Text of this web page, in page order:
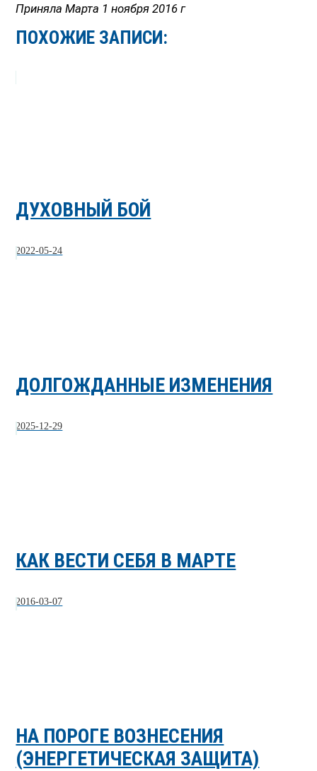
Приняла Марта 1 ноября 2016 г
ПОХОЖИЕ ЗАПИСИ:
ДУХОВНЫЙ БОЙ
2022-05-24
ДОЛГОЖДАННЫЕ ИЗМЕНЕНИЯ
2025-12-29
КАК ВЕСТИ СЕБЯ В МАРТЕ
2016-03-07
НА ПОРОГЕ ВОЗНЕСЕНИЯ
(ЭНЕРГЕТИЧЕСКАЯ ЗАЩИТА)